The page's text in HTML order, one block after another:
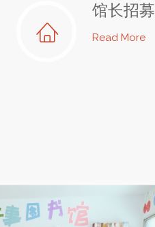
馆长招募
Read More"馆